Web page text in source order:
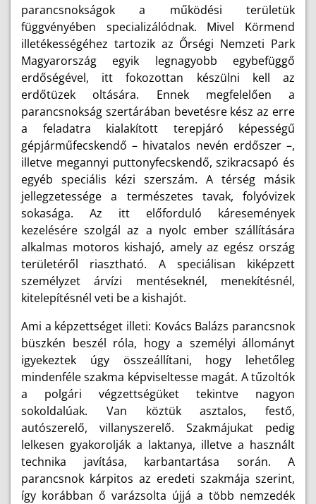
parancsnokságok a működési területük
függvényében specializálódnak. Mivel Körmend
illetékességéhez tartozik az Őrségi Nemzeti Park
Magyarország egyik legnagyobb egybefüggő
erdőségével, itt fokozottan készülni kell az
erdőtüzek oltására. Ennek megfelelően a
parancsnokság szertárában bevetésre kész az erre
a feladatra kialakított terepjáró képességű
gépjárműfecskendő – hivatalos nevén erdőszer –,
illetve megannyi puttonyfecskendő, szikracsapó és
egyéb speciális kézi szerszám. A térség másik
jellegzetessége a természetes tavak, folyóvizek
sokasága. Az itt előforduló káresemények
kezelésére szolgál az a nyolc ember szállítására
alkalmas motoros kishajó, amely az egész ország
területéről riasztható. A speciálisan kiképzett
személyzet árvízi mentéseknél, menekítésnél,
kitelepítésnél veti be a kishajót.
Ami a képzettséget illeti: Kovács Balázs parancsnok
büszkén beszél róla, hogy a személyi állományt
igyekeztek úgy összeállítani, hogy lehetőleg
mindenféle szakma képviseltesse magát. A tűzoltók
a polgári végzettségüket tekintve nagyon
sokoldalúak. Van köztük asztalos, festő,
autószerelő, villanyszerelő. Szakmájukat pedig
lelkesen gyakorolják a laktanya, illetve a használt
technika javítása, karbantartása során. A
parancsnok kárpitos az eredeti szakmája szerint,
így korábban ő varázsolta újjá a több nemzedék